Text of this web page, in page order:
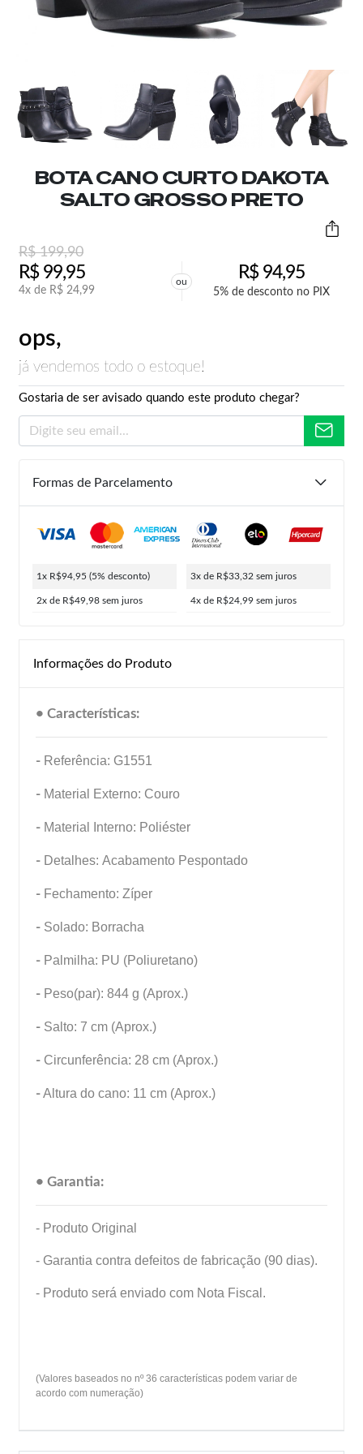
BOTA CANO CURTO DAKOTA
SALTO GROSSO PRETO
R$199,90
R$99,95
4x de R$ 24,99
ou R$94,95
5% de desconto no PIX
ops,
já vendemos todo o estoque!
Gostaria de ser avisado quando este produto chegar?
Formas de Parcelamento
1x R$94,95 (5% desconto)
2x de R$49,98 sem juros
3x de R$33,32 sem juros
4x de R$24,99 sem juros
Informações do Produto
• Características:
- Referência: G1551
- Material Externo: Couro
- Material Interno: Poliéster
- Detalhes: Acabamento Pespontado
- Fechamento: Zíper
- Solado: Borracha
- Palmilha: PU (Poliuretano)
- Peso(par): 844 g (Aprox.)
- Salto: 7 cm (Aprox.)
- Circunferência: 28 cm (Aprox.)
-Altura do cano: 11 cm (Aprox.)
• Garantia:
- Produto Original
- Garantia contra defeitos de fabricação (90 dias).
- Produto será enviado com Nota Fiscal.
(Valores baseados no nº 36 características podem variar de
acordo com numeração)